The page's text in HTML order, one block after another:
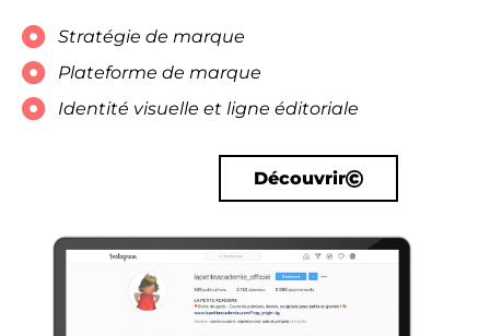
Stratégie de marque
Plateforme de marque
Identité visuelle et ligne éditoriale
Découvrir